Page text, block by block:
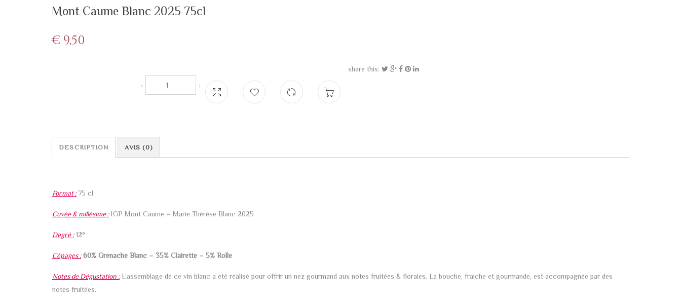
Mont Caume Blanc 2025 75cl
€ 9,50
share this:
DESCRIPTION AVIS (0)
Format :75 cl
Cuvée & millésime :IGP Mont Caume – Marie Thérèse Blanc 2025
Degré :12°
Cépages : 60% Grenache Blanc – 35% Clairette – 5% Rolle
Notes de Dégustation :L’assemblage de ce vin blanc a été réalisé pour offrir un nez gourmand aux notes fruitées & florales. La bouche, fraiche et gourmande, est accompagnée par des
notes fruitées.